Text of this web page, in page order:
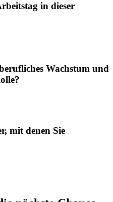
in dieser
Wachstum und
mit denen Sie